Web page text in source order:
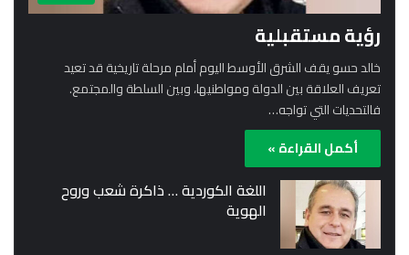
رؤية مستقبلية
خالد حسو يقف الشرق الأوسط اليوم أمام مرحلة تاريخية قد تعيد
تعريف العلاقة بين الدولة ومواطنيها، وبين السلطة والمجتمع.
فالتحديات التي تواجه…
أكمل القراءة »
اللغة الكوردية … ذاكرة شعب وروح
الهوية